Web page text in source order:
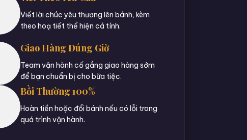
Viết lời chúc yêu thương lên bánh, kèm
theo hoạ tiết thể hiện cá tính.
Giao Hàng Đúng Giờ
Team vận hành cố gắng giao hàng sớm
để bạn chuẩn bị cho bữa tiệc.
Bồi Thường 100%
Hoàn tiền hoặc đổi bánh nếu có lỗi trong
quá trình vận hành.